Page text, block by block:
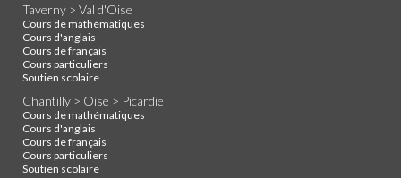
Taverny > Val d'Oise
Cours de mathématiques
Cours d'anglais
Cours de français
Cours particuliers
Soutien scolaire
Chantilly > Oise > Picardie
Cours de mathématiques
Cours d'anglais
Cours de français
Cours particuliers
Soutien scolaire